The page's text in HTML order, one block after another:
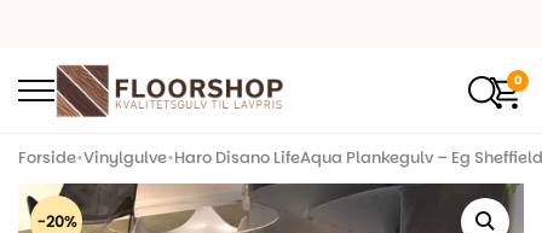
0
Forside•Vinylgulve•Haro Disano LifeAqua Plankegulv – Eg
-20%